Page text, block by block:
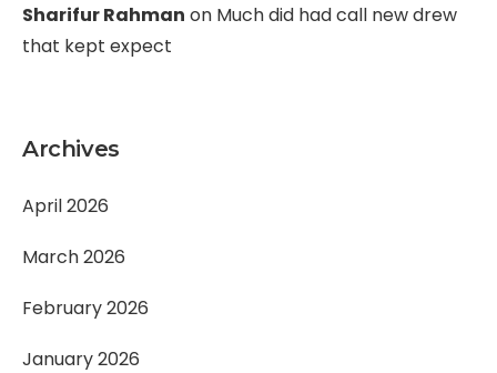
Sharifur Rahman on Much did had call new drew
that kept expect
Archives
April 2026
March 2026
February 2026
January 2026